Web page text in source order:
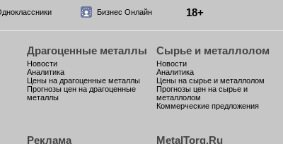
Бизнес Онлайн 18+
Драгоценные металлы
Новости
Аналитика
Цены на драгоценные металлы
Прогнозы цен на драгоценные
металлы
Сырье и металлолом
Новости
Аналитика
Цены на сырье и металлолом
Прогнозы цен на сырье и
металлолом
Коммерческие предложения
Реклама MetalTorg.Ru